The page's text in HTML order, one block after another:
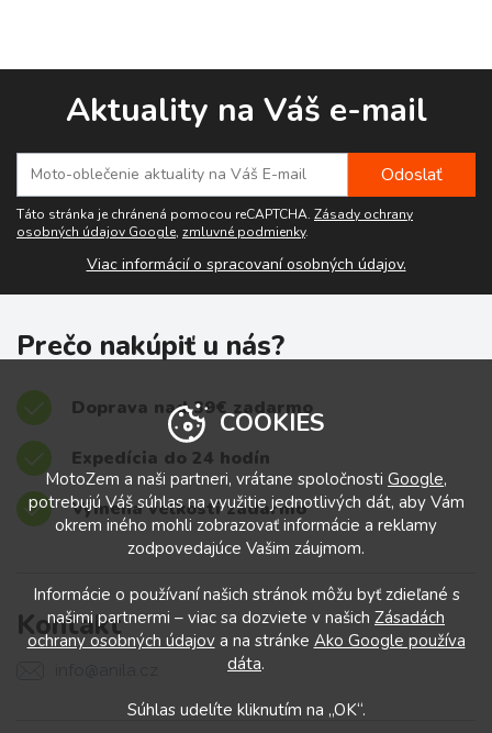
Aktuality na Váš e-mail
Táto stránka je chránená pomocou reCAPTCHA. Zásady ochrany
osobných údajov Google, zmluvné podmienky.
Viac informácií o spracovaní osobných údajov.
Prečo nakúpiť u nás?
Doprava nad 39€ zadarmo
Expedícia do 24 hodín
Výmena veľkostí zadarmo
Kontakt
COOKIES
MotoZem a naši partneri, vrátane spoločnosti Google,
potrebujú Váš súhlas na využitie jednotlivých dát, aby Vám
okrem iného mohli zobrazovať informácie a reklamy
zodpovedajúce Vašim záujmom.
Informácie o používaní našich stránok môžu byť zdieľané s
našimi partnermi – viac sa dozviete v našich Zásadách
ochrany osobných údajova na stránke Ako Google používa
dáta.
Súhlas udelíte kliknutím na „OK“.